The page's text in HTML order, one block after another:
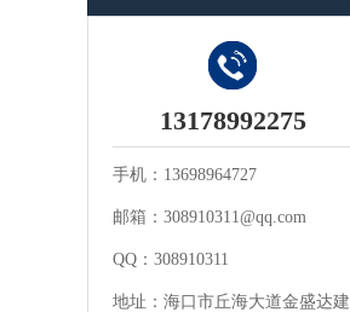
13178992275
手机：13698964727
邮箱：308910311@qq.com
QQ：308910311
地址：海口市丘海大道金盛达建